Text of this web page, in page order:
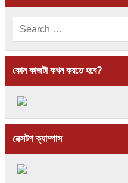
কোন কাজটা কখন করতে হবে?
নেক্সটপ ক্যাম্পাস